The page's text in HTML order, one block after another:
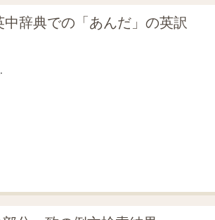
辞典での「あんだ」の英訳
.